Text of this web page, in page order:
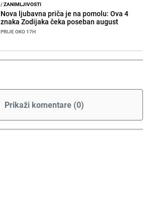
/ZANIMLJIVOSTI
Nova ljubavna priča je na pomolu: Ova 4
znaka Zodijaka čeka poseban august
PRIJE OKO 17H
Prikaži komentare (0)